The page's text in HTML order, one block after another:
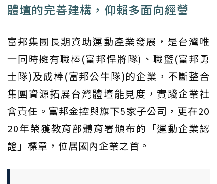
體壇的完善建構，仰賴多面向經營
富邦集團長期資助運動產業發展，是台灣唯
一同時擁有職棒(富邦悍將隊)、職籃(富邦勇
士隊)及成棒(富邦公牛隊)的企業，不斷整合
集團資源拓展台灣體壇能見度，實踐企業社
會責任。富邦金控與旗下5家子公司，更在20
20年榮獲教育部體育署頒布的「運動企業認
證」標章，位居國內企業之首。